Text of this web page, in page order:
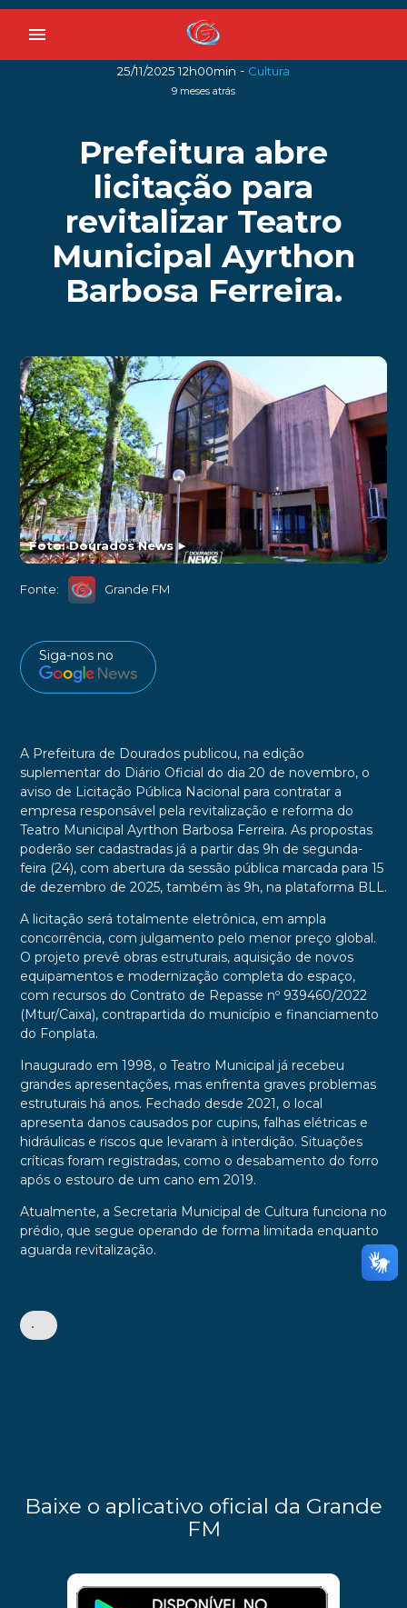
menu
25/11/2025 12h00min - Cultura
9 meses atrás
Prefeitura abre
licitação para
revitalizar Teatro
Municipal Ayrthon
Barbosa Ferreira.
Foto: Dourados News►
Fonte: Grande FM
Siga-nos no
A Prefeitura de Dourados publicou, na edição
suplementar do Diário Oficial do dia 20 de novembro, o
aviso de Licitação Pública Nacional para contratar a
empresa responsável pela revitalização e reforma do
Teatro Municipal Ayrthon Barbosa Ferreira. As propostas
poderão ser cadastradas já a partir das 9h de segunda-
feira (24), com abertura da sessão pública marcada para 15
de dezembro de 2025, também às 9h, na plataforma BLL.
A licitação será totalmente eletrônica, em ampla
concorrência, com julgamento pelo menor preço global.
O projeto prevê obras estruturais, aquisição de novos
equipamentos e modernização completa do espaço,
com recursos do Contrato de Repasse nº 939460/2022
(Mtur/Caixa), contrapartida do município e financiamento
do Fonplata.
Inaugurado em 1998, o Teatro Municipal já recebeu
grandes apresentações, mas enfrenta graves problemas
estruturais há anos. Fechado desde 2021, o local
apresenta danos causados por cupins, falhas elétricas e
hidráulicas e riscos que levaram à interdição. Situações
críticas foram registradas, como o desabamento do forro
após o estouro de um cano em 2019.
Atualmente, a Secretaria Municipal de Cultura funciona no
prédio, que segue operando de forma limitada enquanto
aguarda revitalização.
•
Baixe o aplicativo oficial da Grande
FM